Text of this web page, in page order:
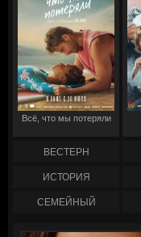
Всё, что мы потеряли
ВЕСТЕРН
ИСТОРИЯ
СЕМЕЙНЫЙ